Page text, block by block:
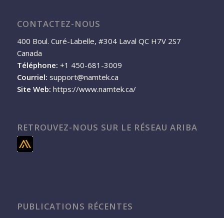
CONTACTEZ-NOUS
400 Boul. Curé-Labelle, #304 Laval QC H7V 2S7
Canada
Téléphone: +1 450-681-3009
Courriel: support@namtek.ca
Site Web: https://www.namtek.ca/
RETROUVEZ-NOUS SUR LE RÉSEAU ARIBA
PUBLICATIONS RÉCENTES